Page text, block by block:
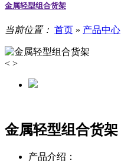
金属轻型组合货架
当前位置： 首页 » 产品中心
< >
金属轻型组合货架
产品介绍：